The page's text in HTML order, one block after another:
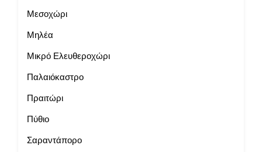
Μεσοχώρι
Μηλέα
Μικρό Ελευθεροχώρι
Παλαιόκαστρο
Πραιτώρι
Πύθιο
Σαραντάπορο